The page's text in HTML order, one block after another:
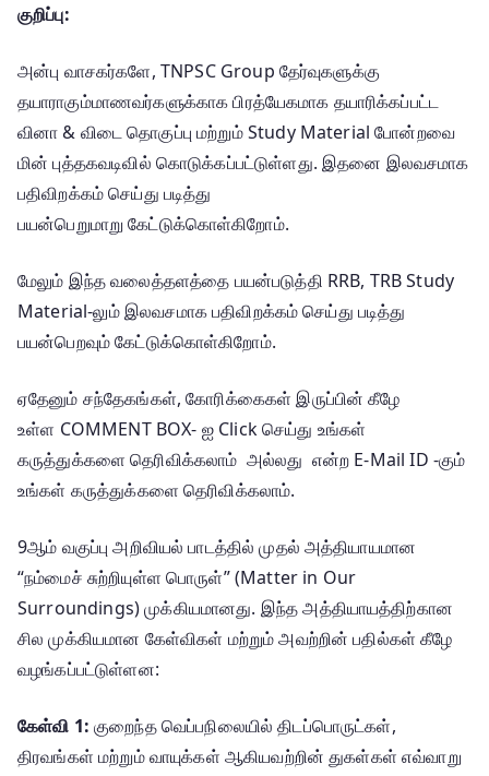
குறிப்பு:
அன்பு வாசகர்களே, TNPSC Group தேர்வுகளுக்கு
தயாராகும்மாணவர்களுக்காக பிரத்யேகமாக தயாரிக்கப்பட்ட
வினா & விடை தொகுப்பு மற்றும் Study Material போன்றவை
மின் புத்தகவடிவில் கொடுக்கப்பட்டுள்ளது. இதனை இலவசமாக
பதிவிறக்கம் செய்து படித்து
பயன்பெறுமாறு கேட்டுக்கொள்கிறோம்.
மேலும் இந்த வலைத்தளத்தை பயன்படுத்தி RRB, TRB Study
Material-லும் இலவசமாக பதிவிறக்கம் செய்து படித்து
பயன்பெறவும் கேட்டுக்கொள்கிறோம்.
ஏதேனும் சந்தேகங்கள், கோரிக்கைகள் இருப்பின் கீழே
உள்ள COMMENT BOX- ஐ Click செய்து உங்கள்
கருத்துக்களை தெரிவிக்கலாம் அல்லது என்ற E-Mail ID -கும்
உங்கள் கருத்துக்களை தெரிவிக்கலாம்.
9ஆம் வகுப்பு அறிவியல் பாடத்தில் முதல் அத்தியாயமான
“நம்மைச் சுற்றியுள்ள பொருள்” (Matter in Our
Surroundings) முக்கியமானது. இந்த அத்தியாயத்திற்கான
சில முக்கியமான கேள்விகள் மற்றும் அவற்றின் பதில்கள் கீழே
வழங்கப்பட்டுள்ளன:
கேள்வி 1: குறைந்த வெப்பநிலையில் திடப்பொருட்கள்,
திரவங்கள் மற்றும் வாயுக்கள் ஆகியவற்றின் துகள்கள் எவ்வாறு